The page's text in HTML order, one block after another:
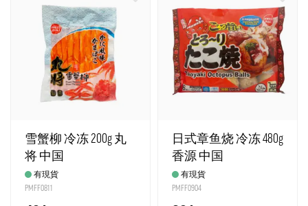
雪蟹柳 冷冻 200g 丸
将 中国
有現貨
PMFF0811
日式章鱼烧 冷冻 480g
香源 中国
有現貨
PMFF0904